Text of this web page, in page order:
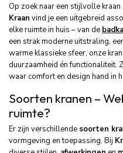
Op zoek naar een stijlvolle
Kraan vind je een uitgebreid
elke ruimte in huis – van de
een strak moderne uitstraling,
warme klassieke sfeer, onze
duurzaamheid én functionaliteit.
waar comfort en design hand in
Soorten kranen –
ruimte?
Er zijn verschillende soorten
vormgeving en toepassing. Bij